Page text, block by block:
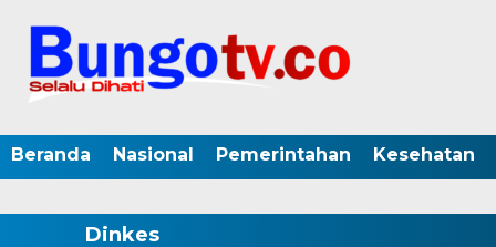
Beranda Nasional Pemerintahan Kesehatan
Dinkes